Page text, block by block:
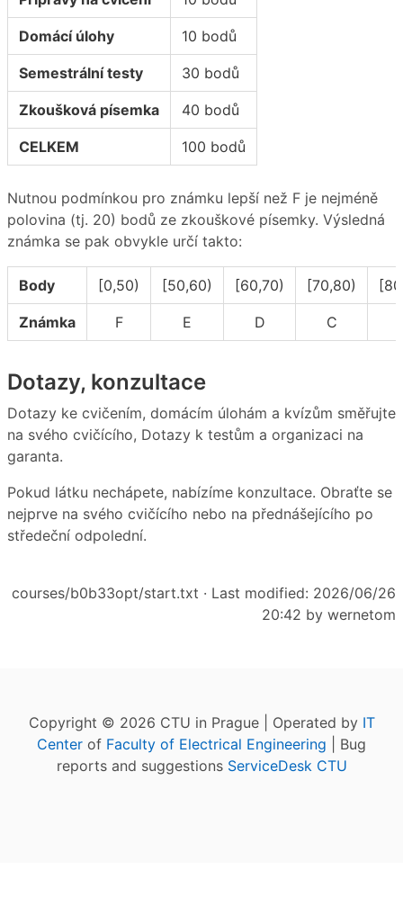
Domácí úlohy 10 bodů
Semestrální testy 30 bodů
Zkoušková písemka 40 bodů
CELKEM 100 bodů
Nutnou podmínkou pro známku lepší než F je nejméně
polovina (tj. 20) bodů ze zkouškové písemky. Výsledná
známka se pak obvykle určí takto:
Body [0,50) [50,60) [60,70) [70,80)
Známka F E D C
Dotazy, konzultace
Dotazy ke cvičením, domácím úlohám a kvízům směřujte
na svého cvičícího, Dotazy k testům a organizaci na
garanta.
Pokud látku nechápete, nabízíme konzultace. Obraťte se
nejprve na svého cvičícího nebo na přednášejícího po
středeční odpolední.
courses/b0b33opt/start.txt · Last modified: 2026/06/26
20:42 by wernetom
Copyright © 2026 CTU in Prague | Operated by IT
Center of Faculty of Electrical Engineering | Bug
reports and suggestions ServiceDesk CTU